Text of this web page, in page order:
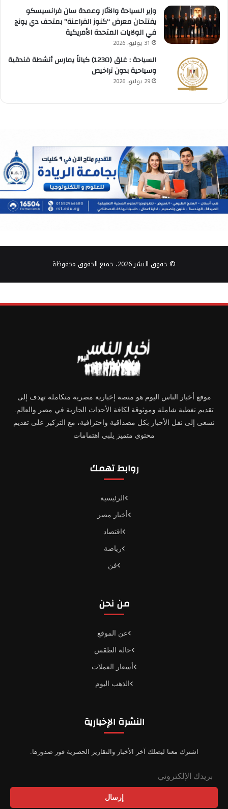
وزير السياحة والآثار وعمدة سان فرانسيسكو
يفتتحان معرض “كنوز الفراعنة” بمتحف دي يونج
في الولايات المتحدة الأمريكية
31 يوليو، 2026
السياحة : غلق (1230) كياناً يمارس أنشطة فندقية
وسياحية بدون تراخيص
29 يوليو، 2026
© حقوق النشر 2026، جميع الحقوق محفوظة
موقع أخبار الناس اليوم هو منصة إخبارية مصرية متكاملة تهدف إلى
تقديم تغطية شاملة وموثوقة لكافة الأحداث الجارية في مصر والعالم.
نسعى إلى نقل الأخبار بكل مصداقية واحترافية، مع التركيز على تقديم
محتوى متميز يلبي اهتمامات
روابط تهمك
الرئيسية
أخبار مصر
اقتصاد
رياضة
فن
من نحن
عن الموقع
حالة الطقس
أسعار العملات
الذهب اليوم
النشرة الإخبارية
اشترك معنا ليصلك آخر الأخبار والتقارير الحصرية فور صدورها.
إرسال